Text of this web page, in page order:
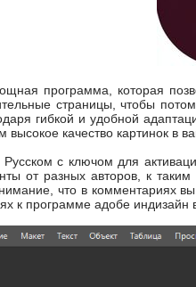
программа, которая
страницы, чтобы
гибкой и удобной
высокое качество картинок в
с ключом для
от разных авторов, к
что в комментариях
к программе адобе